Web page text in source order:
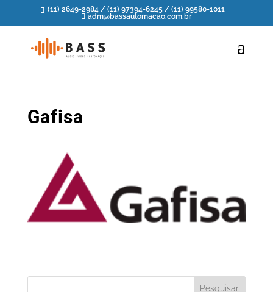
(11) 2649-2984 / (11) 97394-6245 / (11) 99580-1011
adm@bassautomacao.com.br
Gafisa